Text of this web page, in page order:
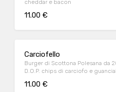
cheddar e bacon
11.00 €
Carciofello
Burger di Scottona Polesana da
D.O.P. chips di carciofo e
11.00 €